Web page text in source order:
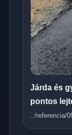
Járda és
pontos
../referencia/